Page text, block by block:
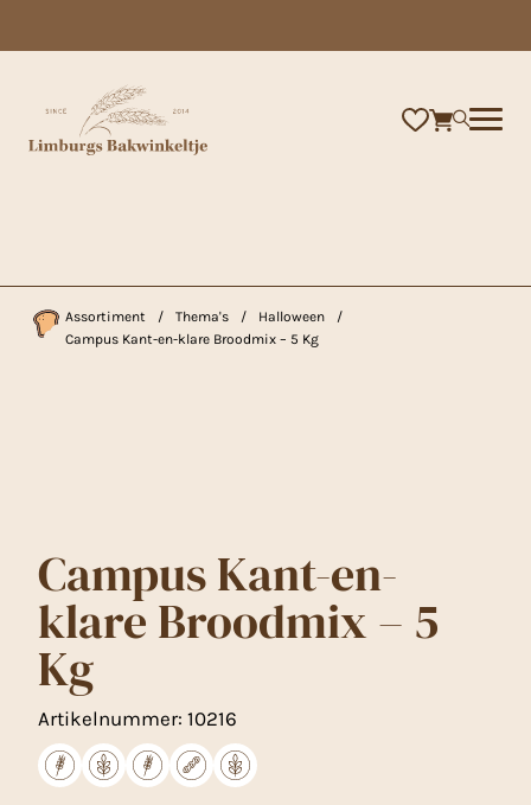
Assortiment / Thema's / Halloween
/
Campus Kant-en-klare Broodmix – 5 Kg
Campus Kant-en-
klare Broodmix – 5
Kg
Artikelnummer: 10216